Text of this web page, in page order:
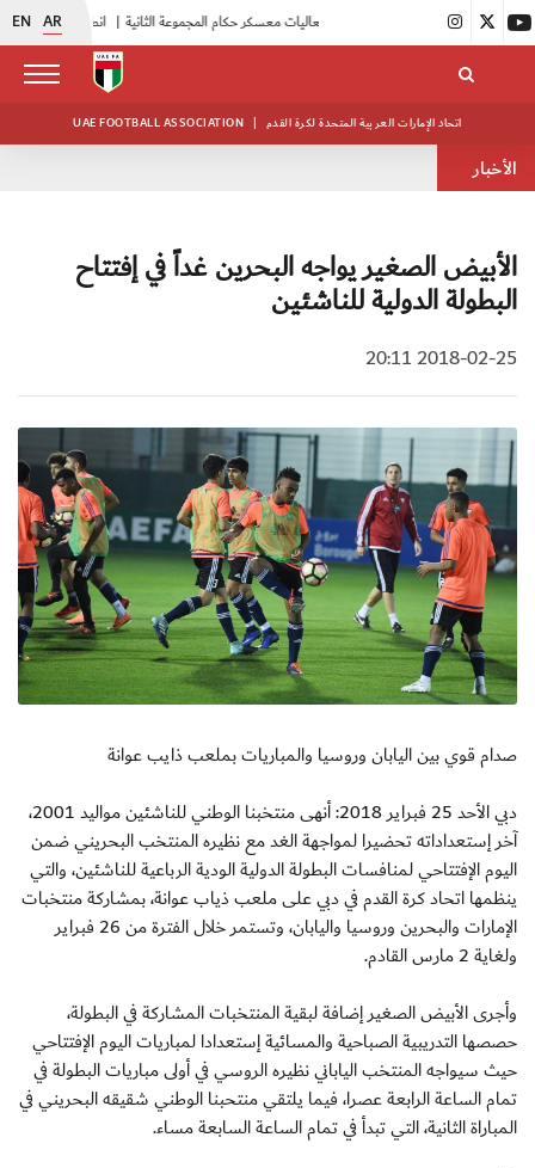
EN AR انطلاق منافسات بطولة النخبة لحرس الرئاسة |
UAE FOOTBALL ASSOCIATION | اتحاد الإمارات العربية المتحدة لكرة القدم
الأخبار
الأبيض الصغير يواجه البحرين غداً في إفتتاح
البطولة الدولية للناشئين
2018-02-25 20:11
صدام قوي بين اليابان وروسيا والمباريات بملعب ذايب عوانة
دبي الأحد 25 فبراير 2018: أنهى منتخبنا الوطني للناشئين مواليد 2001،
آخر إستعداداته تحضيرا لمواجهة الغد مع نظيره المنتخب البحريني ضمن
اليوم الإفتتاحي لمنافسات البطولة الدولية الودية الرباعية للناشئين، والتي
ينظمها اتحاد كرة القدم في دبي على ملعب ذياب عوانة، بمشاركة منتخبات
الإمارات والبحرين وروسيا واليابان، وتستمر خلال الفترة من 26 فبراير
ولغاية 2 مارس القادم.
وأجرى الأبيض الصغير إضافة لبقية المنتخبات المشاركة في البطولة،
حصصها التدريبية الصباحية والمسائية إستعدادا لمباريات اليوم الإفتتاحي
حيث سيواجه المنتخب الياباني نظيره الروسي في أولى مباريات البطولة في
تمام الساعة الرابعة عصرا، فيما يلتقي منتحبنا الوطني شقيقه البحريني في
المباراة الثانية، التي تبدأ في تمام الساعة السابعة مساء.